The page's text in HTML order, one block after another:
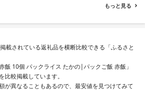
礼品 おかず おつまみ お
南 藤沢
もっと見る
載されている返礼品を横断比較できる「ふるさと
飯 10個 パックライス たかの|パックご飯 赤飯」
比較掲載しています。
が異なることもあるので、最安値を見つけてみて